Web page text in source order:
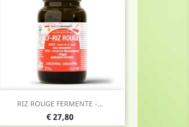
RIZ ROUGE FERMENTE -...
Prijs
€ 27,80
Snel bekijken